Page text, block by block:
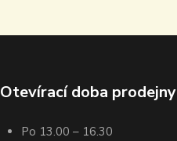
Otevírací doba prodejny
Po 13.00 – 16.30